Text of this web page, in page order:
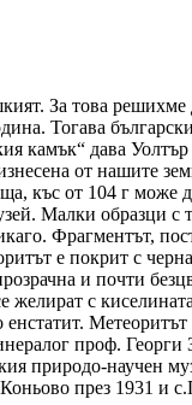
За това
Тогава
камък“ дава
от нашите
къс от 104 г може
Малки образци с
Фрагментът,
е покрит с
и почти
желират с
Метеоритът
проф. Георги
природо-научен
през 1931 и